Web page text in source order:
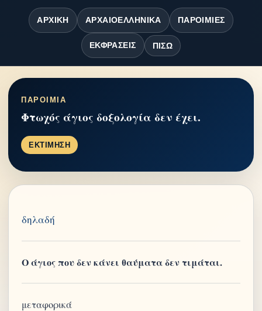
ΑΡΧΙΚΉ ΑΡΧΑΙΟΕΛΛΗΝΙΚΆ ΠΑΡΟΙΜΊΕΣ
ΕΚΦΡΆΣΕΙΣ ΠΊΣΩ
ΠΑΡΟΙΜΙΑ
Φτωχός άγιος δοξολογία δεν έχει.
ΕΚΤΙΜΗΣΗ
δηλαδή
Ο άγιος που δεν κάνει θαύματα δεν τιμάται.
μεταφορικά